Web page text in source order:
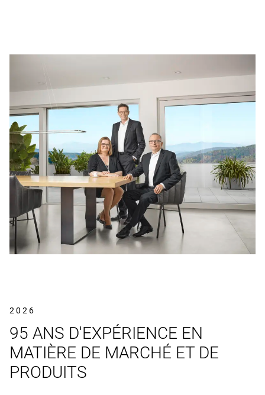
2026
95 ANS D'EXPÉRIENCE EN
MATIÈRE DE MARCHÉ ET DE
PRODUITS